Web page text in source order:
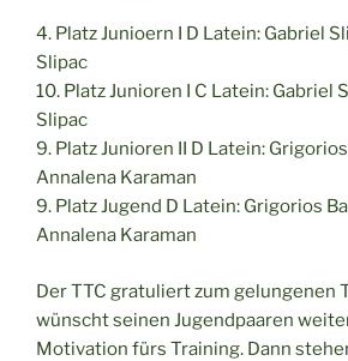
4. Platz Junioern I D Latein: Gabriel
Slipac
10. Platz Junioren I C Latein: Gabriel
Slipac
9. Platz Junioren II D Latein:
Annalena Karaman
9. Platz Jugend D Latein: Grigorios
Annalena Karaman
Der TTC gratuliert zum gelungenen
wünscht seinen Jugendpaaren
Motivation fürs Training. Dann